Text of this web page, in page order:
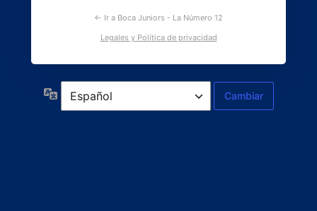
← Ir a Boca Juniors - La Número 12
Legales y Política de privacidad
Idioma